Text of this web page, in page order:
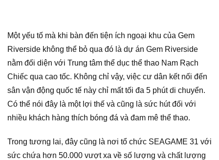
Một yếu tố mà khi bàn đến tiện ích ngoại khu của Gem
Riverside không thể bỏ qua đó là dự án Gem Riverside
nằm đối diện với Trung tâm thể dục thể thao Nam Rạch
Chiếc qua cao tốc. Không chỉ vậy, việc cư dân kết nối đến
sân vận động quốc tế này chỉ mất tối đa 5 phút di chuyển.
Có thể nói đây là một lợi thế và cũng là sức hút đối với
nhiều khách hàng thích bóng đá và đam mê thể thao.
Trong tương lai, đây cũng là nơi tổ chức SEAGAME 31 với
sức chứa hơn 50.000 vượt xa về số lượng và chất lượng